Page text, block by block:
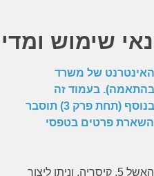
שימוש
האינטרנט של משרד
בהתאמה). בעמוד זה
נסביר ונפרט את התנאים המחייבים לשימוש באתר. ובנוסף (תחת פרק 3) תוסבר
פרטים בטפסי
האתר הוקם ומנוהל בידי המשרד. כתובת המשרד ברחוב האשל 5, קיסריה. וניתן ליצור